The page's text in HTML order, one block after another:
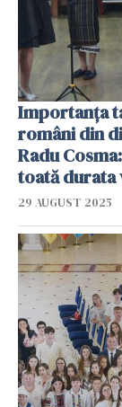
Importanța
români din
Radu
toată
29 AUGUST 2025